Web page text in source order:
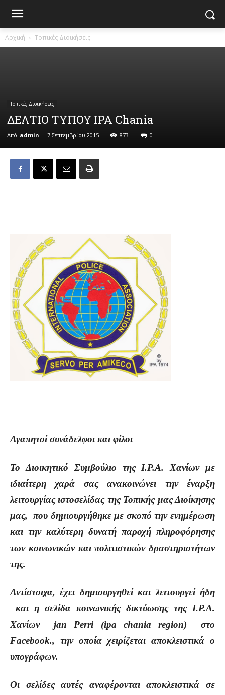
Αρχική Τοπικές Διοικήσεις
Τοπικές Διοικήσεις
ΔΕΛΤΙΟ ΤΥΠΟΥ IPA Chania
Από admin - 7 Σεπτεμβρίου 2015 873 0
Αγαπητοί συνάδελφοι και φίλοι
Το Διοικητικό Συμβούλιο της Ι.Ρ.Α. Χανίων με
ιδιαίτερη χαρά σας ανακοινώνει την έναρξη
λειτουργίας ιστοσελίδας της Τοπικής μας Διοίκησης
μας, που δημιουργήθηκε με σκοπό την ενημέρωση
και την καλύτερη δυνατή παροχή πληροφόρησης
των κοινωνικών και πολιτιστικών δραστηριοτήτων
της.
Αντίστοιχα, έχει δημιουργηθεί και λειτουργεί ήδη
και η σελίδα κοινωνικής δικτύωσης της Ι.Ρ.Α.
Χανίων jan Perri (ipa chania region) στο
Facebook., την οποία χειρίζεται αποκλειστικά ο
υπογράφων.
Οι σελίδες αυτές αναφέρονται αποκλειστικά σε